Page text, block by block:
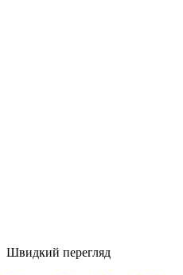
Швидкий перегляд